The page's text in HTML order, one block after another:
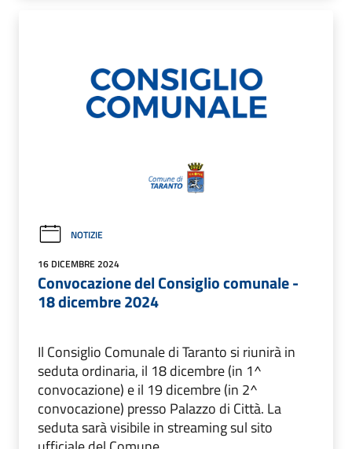
NOTIZIE
16 DICEMBRE 2024
Convocazione del Consiglio comunale -
18 dicembre 2024
Il Consiglio Comunale di Taranto si riunirà in
seduta ordinaria, il 18 dicembre (in 1^
convocazione) e il 19 dicembre (in 2^
convocazione) presso Palazzo di Città. La
seduta sarà visibile in streaming sul sito